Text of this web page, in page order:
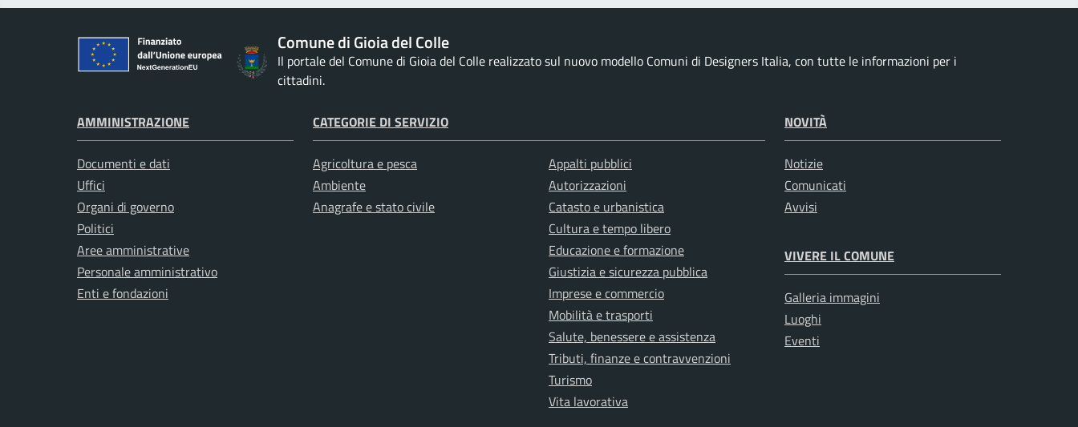
Comune di Gioia del Colle
Il portale del Comune di Gioia del Colle realizzato sul nuovo modello Comuni di Designers Italia, con tutte le informazioni per i
cittadini.
AMMINISTRAZIONE
Documenti e dati
Uffici
Organi di governo
Politici
Aree amministrative
Personale amministrativo
Enti e fondazioni
CATEGORIE DI SERVIZIO
Agricoltura e pesca
Ambiente
Anagrafe e stato civile
Appalti pubblici
Autorizzazioni
Catasto e urbanistica
Cultura e tempo libero
Educazione e formazione
Giustizia e sicurezza pubblica
Imprese e commercio
Mobilità e trasporti
Salute, benessere e assistenza
Tributi, finanze e contravvenzioni
Turismo
Vita lavorativa
NOVITÀ
Notizie
Comunicati
Avvisi
VIVERE IL COMUNE
Galleria immagini
Luoghi
Eventi